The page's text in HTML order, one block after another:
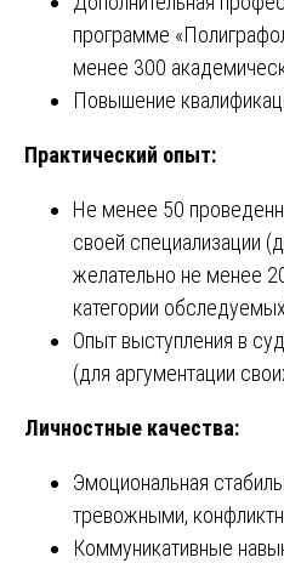
программе
менее 300
Повышение
Практический опыт:
Не менее 50
своей специализации
желательно не менее
категории
Опыт выступления в
(для аргументации
Личностные качества:
Эмоциональная
тревожными,
Коммуникативные